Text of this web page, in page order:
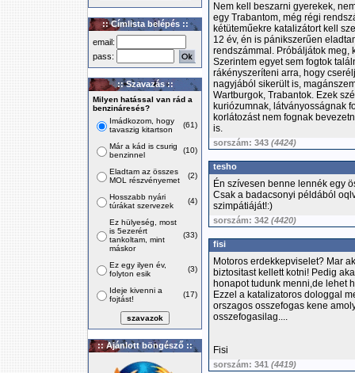
:: Címlista belépés ::
email:
pass:
:: Szavazás ::
Milyen hatással van rád a
benzináresés?
Imádkozom, hogy
tavaszig kitartson
(61)
Már a kád is csurig
benzinnel
(10)
Eladtam az összes
MOL részvényemet
(2)
Hosszabb nyári
túrákat szervezek
(4)
Ez hülyeség, most
is 5ezerért
tankoltam, mint
máskor
(33)
Ez egy ilyen év,
folyton esik
(3)
Ideje kivenni a
fojtást!
(17)
:: Ajánlott böngésző ::
Nem kell beszarni gyerekek,
egy Trabantom, még régi
kétüteműekre katalizátort kell
12 év, én is pánikszerűen
rendszámmal. Próbáljátok meg,
Szerintem egyet sem fogtok
rákényszeríteni arra, hogy
nagyjából sikerült is,
Wartburgok, Trabantok. Ezek
kuriózumnak, látványosságnak
korlátozást nem fognak
is.
sorszám: 343 (4424)
tesho
Én szívesen benne lennék egy
Csak a badacsonyi példából
szimpátiáját!:)
sorszám: 342 (4420)
fisi
Motoros erdekkepviselet? Mar
biztositast kellett kotni! Pedig
honapot tudunk menni,de lehet
Ezzel a katalizatoros dologgal
orszagos osszefogas kene
osszefogasilag....
Fisi
sorszám: 341 (4419)